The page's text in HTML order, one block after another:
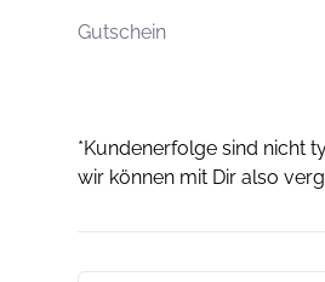
Gutschein
*Kundenerfolge sind nicht
wir können mit Dir also